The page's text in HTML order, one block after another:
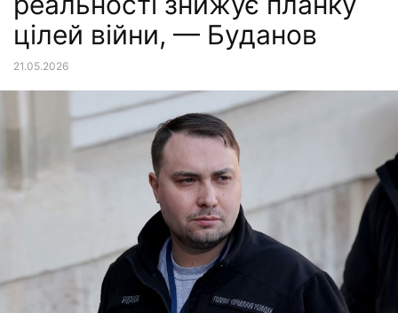
цілей війни, — Буданов
21.05.2026